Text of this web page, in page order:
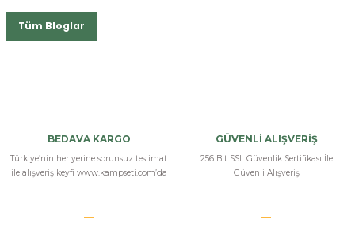
Tüm Bloglar
BEDAVA KARGO
Türkiye’nin her yerine sorunsuz teslimat
ile alışveriş keyfi www.kampseti.com’da
GÜVENLİ ALIŞVERİŞ
256 Bit SSL Güvenlik Sertifikası İle
Güvenli Alışveriş